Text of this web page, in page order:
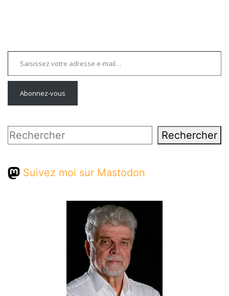
Saisissez votre adresse e-mail…
Abonnez-vous
Rechercher Rechercher
Suivez moi sur Mastodon